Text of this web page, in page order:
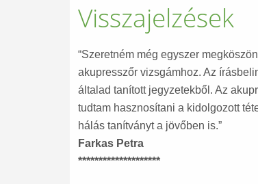
Visszajelzések
“Szeretném még egyszer
akupresszőr vizsgámhoz. Az
általad tanított jegyzetekből. Az
tudtam hasznosítani a kidolgozott
hálás tanítványt a jövőben is.”
Farkas Petra
********************